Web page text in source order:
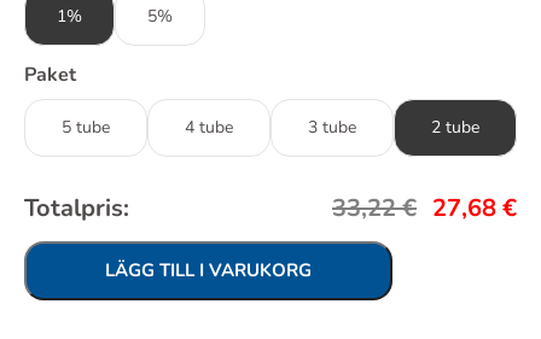
1% 5%
Paket
5 tube 4 tube 3 tube 2 tube
Totalpris: 33,22€ 27,68€
LÄGG TILL I VARUKORG